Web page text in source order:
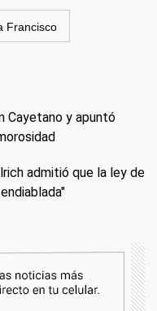
Francisco
Cayetano y apuntó
admitió que la ley de